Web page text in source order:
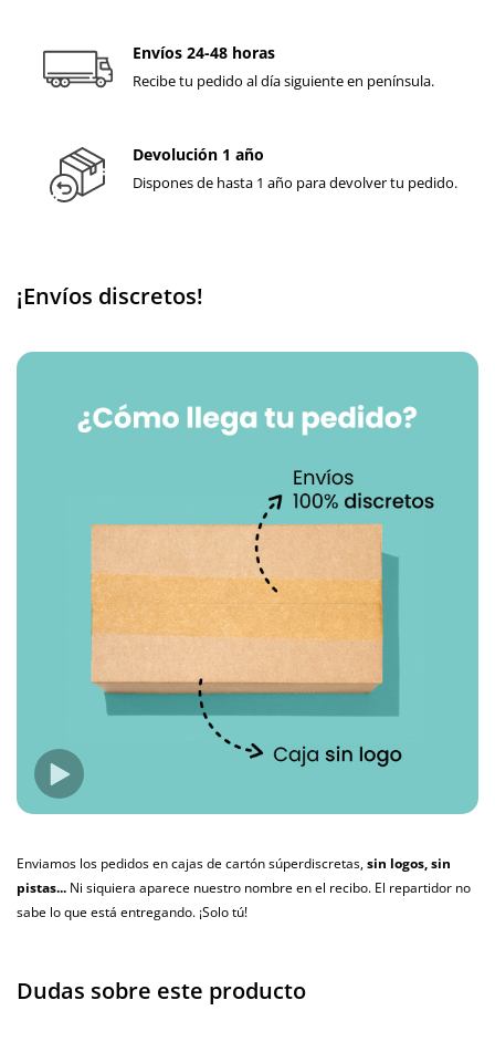
Envíos 24-48 horas
Recibe tu pedido al día siguiente en península.
Devolución 1 año
Dispones de hasta 1 año para devolver tu pedido.
¡Envíos discretos!
Enviamos los pedidos en cajas de cartón súperdiscretas,sin logos, sin
pistas... Ni siquiera aparece nuestro nombre en el recibo. El repartidor no
sabe lo que está entregando. ¡Solo tú!
Dudas sobre este producto